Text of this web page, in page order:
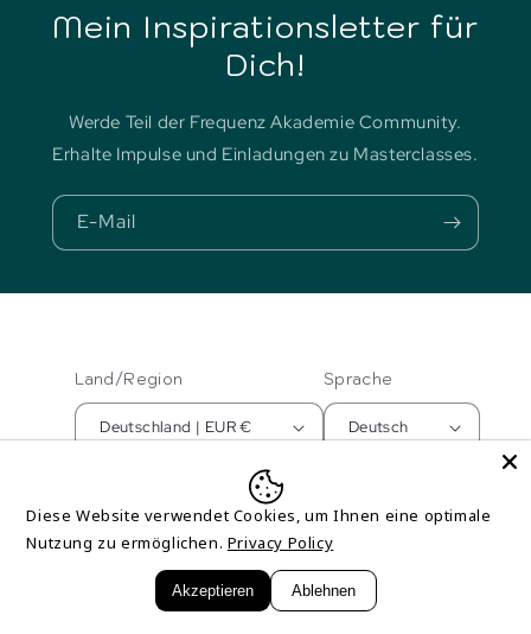
Mein Inspirationsletter für
Dich!
Werde Teil der Frequenz Akademie Community.
Erhalte Impulse und Einladungen zu Masterclasses.
E-Mail
Land/Region
Deutschland | EUR €
Sprache
Deutsch
Frequenz AkademiePowered by Shopify
Diese Website verwendet Cookies, um Ihnen eine optimale
Nutzung zu ermöglichen. Privacy Policy
Akzeptieren Ablehnen